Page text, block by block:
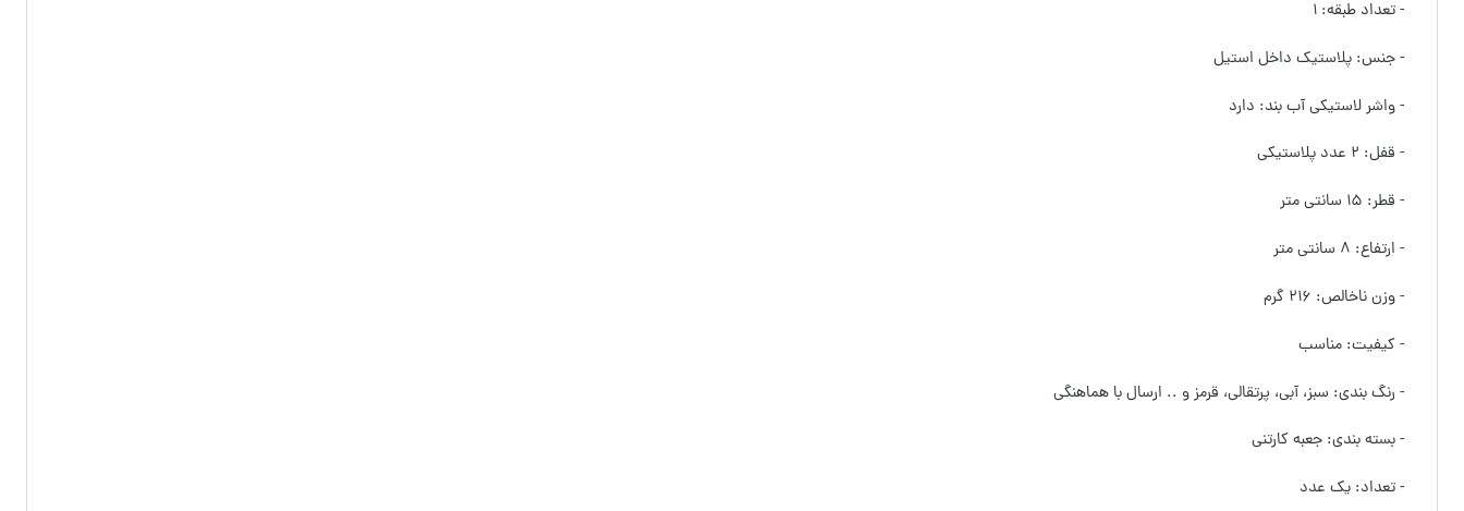
- تعداد طبقه: ۱
- جنس: پلاستیک داخل استیل
- واشر لاستیکی آب بند: دارد
- قفل: ۲ عدد پلاستیکی
- قطر: ۱۵ سانتی متر
- ارتفاع: ۸ سانتی متر
- وزن ناخالص: ۲۱۶ گرم
- کیفیت: مناسب
- رنگ بندی: سبز، آبی، پرتقالی، قرمز و .. ارسال با هماهنگی
- بسته بندی: جعبه کارتنی
- تعداد: یک عدد